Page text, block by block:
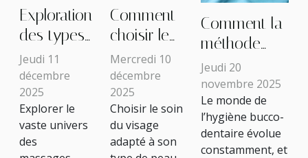
Exploration
des types
de
massages
et leurs
impacts
sur le bien-
Jeudi 11
décembre
2025
Explorer le
vaste univers
des
Comment
choisir le
soin du
visage
parfait
pour votre
type de
Mercredi 10
décembre
2025
Choisir le soin
du visage
adapté à son
Comment la
méthode
GBT
révolutionne-
t-elle le
détartrage
dentaire ?
Jeudi 20
novembre 2025
Le monde de
l’hygiène bucco-
dentaire évolue
constamment, et